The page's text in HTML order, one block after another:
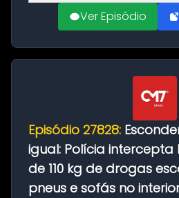
Ver Episódio
Episódio 27828:
igual: Polícia
de 110 kg de drogas
pneus e sofás no